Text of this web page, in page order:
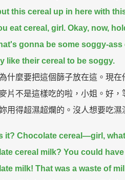
this cereal up in here with
eat cereal, girl. Okay, now,
gonna be some soggy-ass
like their cereal to be soggy.
什麼要把這個篩子放在這。現在
片不是這樣吃的啦，小姐。好，
用得超濕超爛的。沒人想要吃濕
it? Chocolate cereal—girl,
cereal milk? You could
milk! That was a waste of